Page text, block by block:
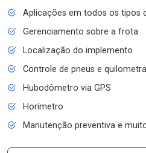
Aplicações em todos os tipos
Gerenciamento sobre a frota
Localização do implemento
Controle de pneus e
Hubodômetro via GPS
Horímetro
Manutenção preventiva e